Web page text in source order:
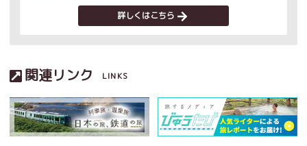
詳しくはこちら
関連リンク LINKS